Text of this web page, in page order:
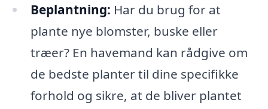
Beplantning: Har du brug for at
plante nye blomster, buske eller
træer? En havemand kan rådgive om
de bedste planter til dine specifikke
forhold og sikre, at de bliver plantet